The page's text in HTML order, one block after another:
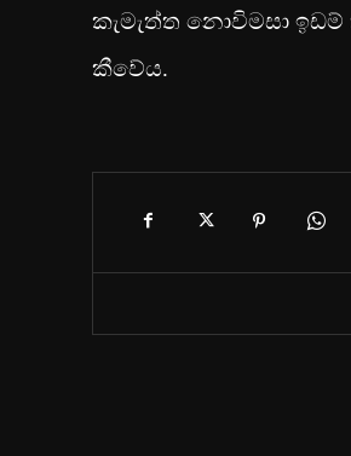
කැමැත්ත නොවිමසා
කීවේය.